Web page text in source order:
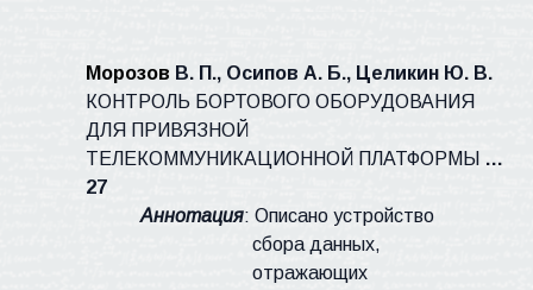
Морозов В. П., Осипов А. Б., Целикин Ю. В.
КОНТРОЛЬ БОРТОВОГО ОБОРУДОВАНИЯ
ДЛЯ ПРИВЯЗНОЙ
ТЕЛЕКОММУНИКАЦИОННОЙ ПЛАТФОРМЫ …
27
Аннотация:Описаноустройство
сбора данных,
отражающих